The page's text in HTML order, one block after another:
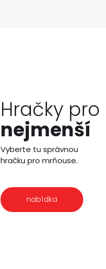
Hračky pro
nejmenší
Vyberte tu správnou
hračku pro mrňouse.
nabídka